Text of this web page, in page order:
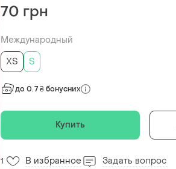
70 грн
Международный
ХS
S
до 0.7 ₴ бонусних
Купить
1 В избранное Задать вопрос